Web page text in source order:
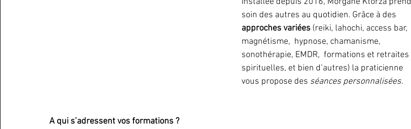
soin des autres au quotidien. Grâce à des
approches variées (reiki, lahochi, access bar,
magnétisme,  hypnose, chamanisme,
sonothérapie, EMDR,  formations et retraites
spirituelles, et bien d’autres) la praticienne
vous propose des séances personnalisées.
A qui s’adressent vos formations ?